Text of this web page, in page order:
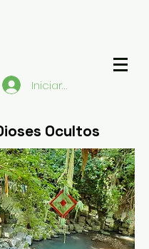
Iniciar sesión
Ocultos